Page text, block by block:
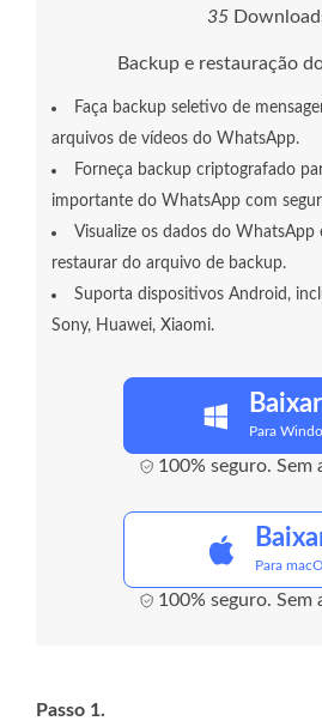
37
Backup e restauração
Faça backup seletivo de
arquivos de vídeos do WhatsApp.
Forneça backup criptografado
importante do WhatsApp com
Visualize os dados do WhatsApp
restaurar do arquivo de backup.
Suporta dispositivos Android,
Sony, Huawei, Xiaomi.
Baixar
Para
100% seguro. Sem
Para
100% seguro. Sem
Passo 1.